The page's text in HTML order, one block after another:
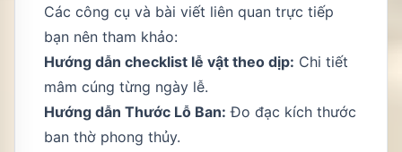
Các công cụ và bài viết liên quan trực tiếp
bạn nên tham khảo:
Hướng dẫn checklist lễ vật theo dịp: Chi tiết
mâm cúng từng ngày lễ.
Hướng dẫn Thước Lỗ Ban: Đo đạc kích thước
ban thờ phong thủy.